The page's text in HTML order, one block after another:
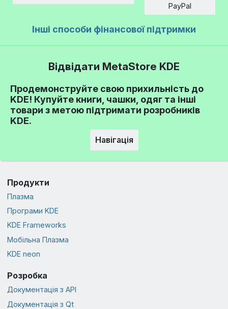
PayPal
Інші способи фінансової підтримки
Відвідати MetaStore KDE
Продемонструйте свою прихильність до
KDE! Купуйте книги, чашки, одяг та інші
товари з метою підтримати розробників
KDE.
Навігація
Продукти
Плазма
Програми KDE
KDE Frameworks
Мобільна Плазма
KDE neon
Розробка
Документація з API
Документація з Qt